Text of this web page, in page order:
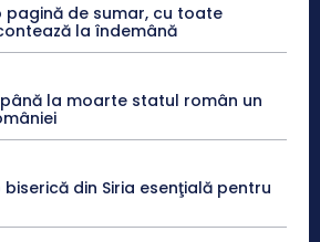
pagină de sumar, cu toate
la îndemână
la moarte statul român un
din Siria esenţială pentru